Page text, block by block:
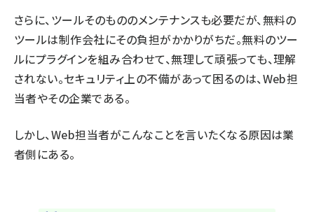
さらに、ツールそのもののメンテナンスも必要だが、無料の
ツールは制作会社にその負担がかかりがちだ。無料のツー
ルにプラグインを組み合わせて、無理して頑張っても、理解
されない。セキュリティ上の不備があって困るのは、Web担
当者やその企業である。
しかし、Web担当者がこんなことを言いたくなる原因は業
者側にある。